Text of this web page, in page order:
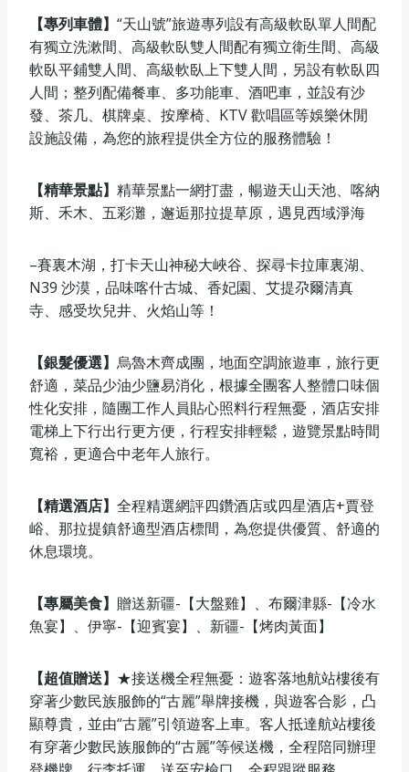
【專列車體】 “天山號”旅遊專列設有高級軟臥單人間配
有獨立洗漱間、高級軟臥雙人間配有獨立衛生間、高級
軟臥平鋪雙人間、高級軟臥上下雙人間，另設有軟臥四
人間；整列配備餐車、多功能車、酒吧車，並設有沙
發、茶几、棋牌桌、按摩椅、KTV 歡唱區等娛樂休閒
設施設備，為您的旅程提供全方位的服務體驗！
【精華景點】 精華景點一網打盡，暢遊天山天池、喀納
斯、禾木、五彩灘，邂逅那拉提草原，遇見西域淨海
–賽裏木湖，打卡天山神秘大峽谷、探尋卡拉庫裏湖、
N39 沙漠，品味喀什古城、香妃園、艾提尕爾清真
寺、感受坎兒井、火焰山等！
【銀髮優選】 烏魯木齊成團，地面空調旅遊車，旅行更
舒適，菜品少油少鹽易消化，根據全團客人整體口味個
性化安排，隨團工作人員貼心照料行程無憂，酒店安排
電梯上下行出行更方便，行程安排輕鬆，遊覽景點時間
寬裕，更適合中老年人旅行。
【精選酒店】 全程精選網評四鑽酒店或四星酒店+賈登
峪、那拉提鎮舒適型酒店標間，為您提供優質、舒適的
休息環境。
【專屬美食】 贈送新疆-【大盤雞】、布爾津縣-【冷水
魚宴】、伊寧-【迎賓宴】、新疆-【烤肉黃面】
【超值贈送】 ★接送機全程無憂：遊客落地航站樓後有
穿著少數民族服飾的“古麗”舉牌接機，與遊客合影，凸
顯尊貴，並由“古麗”引領遊客上車。客人抵達航站樓後
有穿著少數民族服飾的“古麗”等候送機，全程陪同辦理